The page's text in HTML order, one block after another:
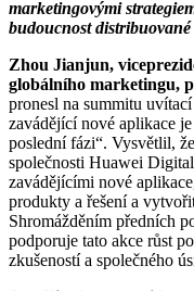
marketingovými
budoucnost distribuované
Zhou Jianjun,
globálního marketingu,
pronesl na summitu
zavádějící nové aplikace
poslední fázi“. Vysvětlil,
společnosti Huawei
zavádějícími nové
produkty a řešení a
Shromážděním předních
podporuje tato akce růst
zkušeností a společného